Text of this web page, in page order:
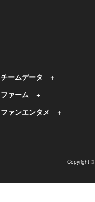
チームデータ
ファーム
ファンエンタメ
Copyright